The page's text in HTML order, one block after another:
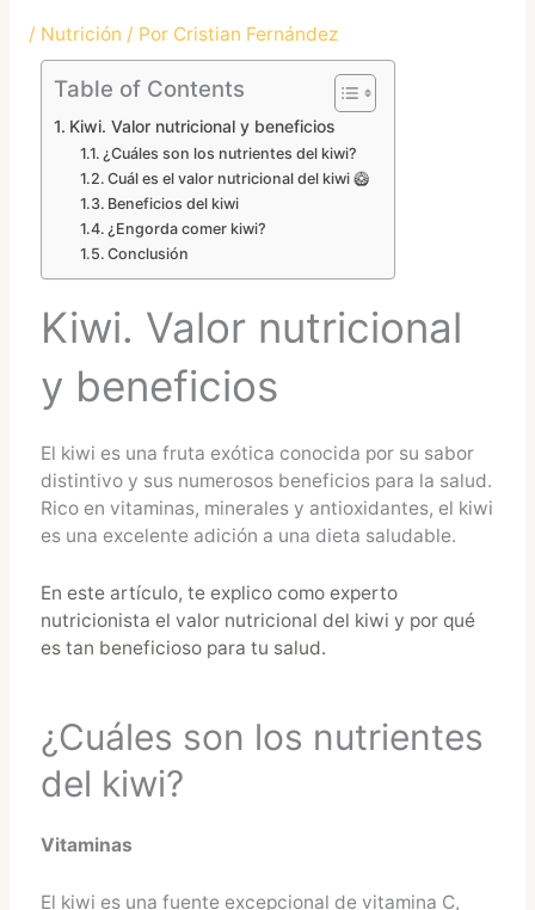
/ Nutrición / Por Cristian Fernández
Table of Contents
Kiwi. Valor nutricional y beneficios
¿Cuáles son los nutrientes del kiwi?
Cuál es el valor nutricional del kiwi 🥝
Beneficios del kiwi
¿Engorda comer kiwi?
Conclusión
Kiwi. Valor nutricional
y beneficios
El kiwi es una fruta exótica conocida por su sabor
distintivo y sus numerosos beneficios para la salud.
Rico en vitaminas, minerales y antioxidantes, el kiwi
es una excelente adición a una dieta saludable.
En este artículo, te explico como experto
nutricionista el valor nutricional del kiwi y por qué
es tan beneficioso para tu salud.
¿Cuáles son los nutrientes
del kiwi?
Vitaminas
El kiwi es una fuente excepcional de vitamina C,